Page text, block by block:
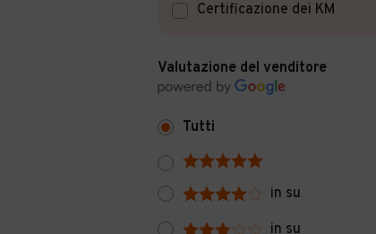
Certificazione dei KM
Valutazione del venditore
Tutti
in su
in su